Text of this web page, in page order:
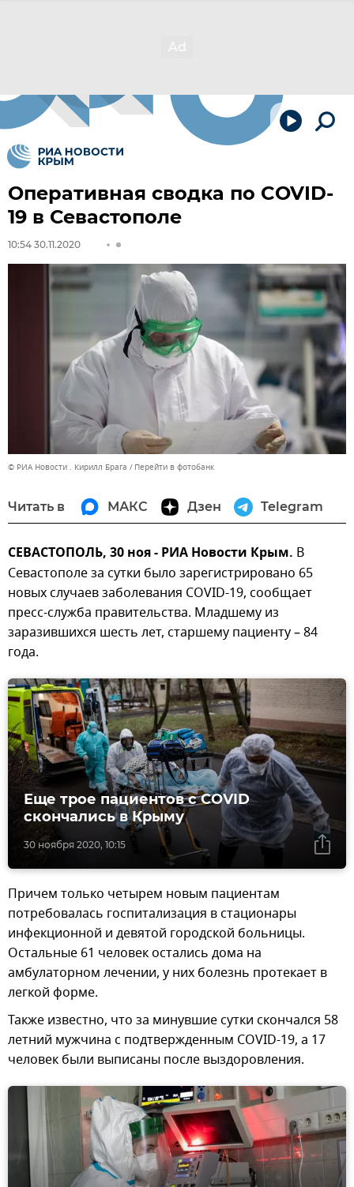
Оперативная сводка по COVID-
19 в Севастополе
10:54 30.11.2020
© РИА Новости . Кирилл Брага Перейти в фотобанк
Читать в МАКС Дзен Telegram
СЕВАСТОПОЛЬ, 30 ноя - РИА Новости Крым. В
Севастополе за сутки было зарегистрировано 65
новых случаев заболевания COVID-19, сообщает
пресс-служба правительства. Младшему из
заразившихся шесть лет, старшему пациенту – 84
года.
30 ноября 2020, 10:15
Еще трое пациентов с COVID
скончались в Крыму
Причем только четырем новым пациентам
потребовалась госпитализация в стационары
инфекционной и девятой городской больницы.
Остальные 61 человек остались дома на
амбулаторном лечении, у них болезнь протекает в
легкой форме.
Также известно, что за минувшие сутки скончался 58
летний мужчина с подтвержденным COVID-19, а 17
человек были выписаны после выздоровления.